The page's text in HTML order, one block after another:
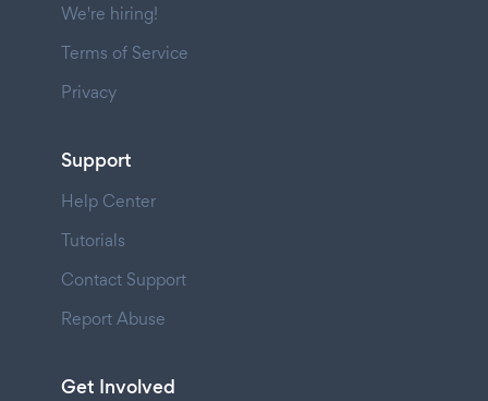
We're hiring!
Terms of Service
Privacy
Support
Help Center
Tutorials
Contact Support
Report Abuse
Get Involved